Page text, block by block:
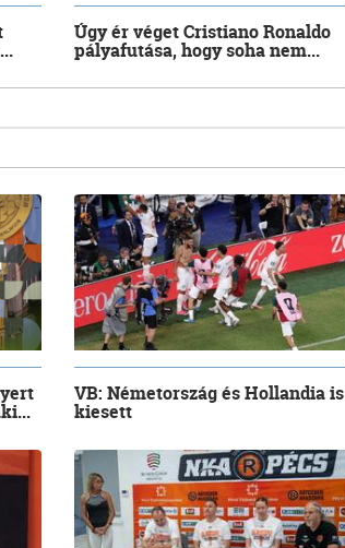
Úgy ér véget Cristiano Ronaldo
pályafutása, hogy soha nem...
VB: Németország és Hollandia is
kiesett